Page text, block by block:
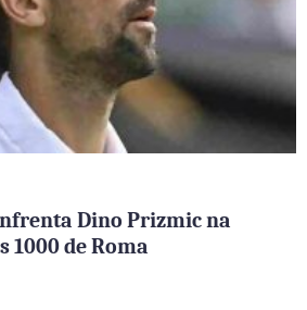
Dino Prizmic na
1000 de Roma